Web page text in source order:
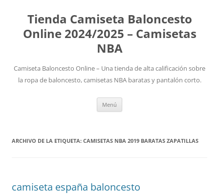
Tienda Camiseta Baloncesto
Online 2024/2025 – Camisetas
NBA
Camiseta Baloncesto Online – Una tienda de alta calificación sobre
la ropa de baloncesto, camisetas NBA baratas y pantalón corto.
Menú
ARCHIVO DE LA ETIQUETA: CAMISETAS NBA 2019 BARATAS ZAPATILLAS
camiseta españa baloncesto